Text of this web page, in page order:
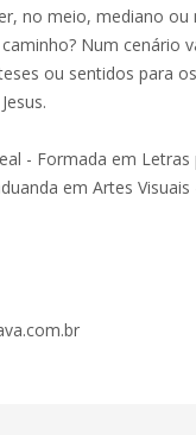
no meio, mediano
Num cenário
ou sentidos para
- Formada em
em Artes